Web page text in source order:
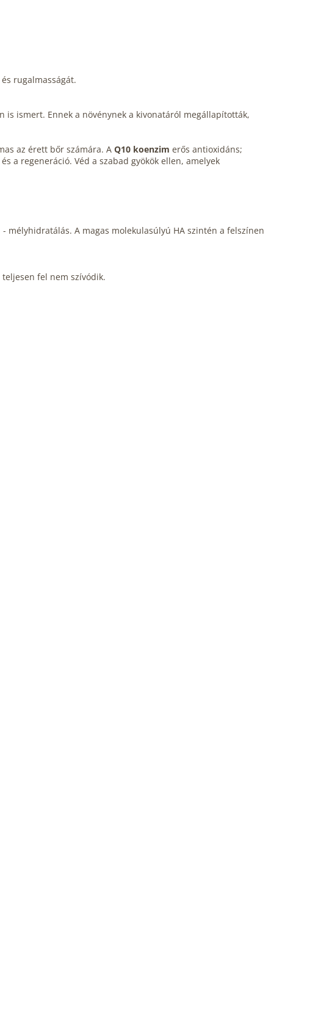
rugalmasságát.
is ismert. Ennek a növénynek a kivonatáról megállapították,
az érett bőr számára. A Q10 koenzim erős antioxidáns;
a regeneráció. Véd a szabad gyökök ellen, amelyek
mélyhidratálás. A magas molekulasúlyú HA szintén a felszínen
fel nem szívódik.